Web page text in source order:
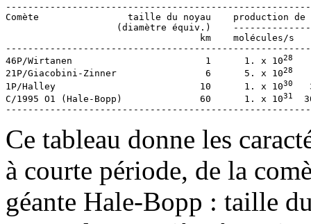
Comète                taille du noyau    production de
(diamètre équiv.)
km    molécules/s
46P/Wirtanen                        1      1. x 1028
21P/Giacobini-Zinner                6      5. x 1028
1P/Halley                          10      1. x 1030
C/1995 O1 (Hale-Bopp)              60      1. x 1031
Ce tableau donne les
à courte période, de la
géante Hale-Bopp : taille